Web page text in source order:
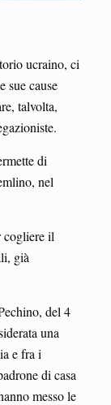
ucraino, ci
sue cause
talvolta,
di
nel
cogliere il
già
del 4
una
e fra i
di casa
messo le